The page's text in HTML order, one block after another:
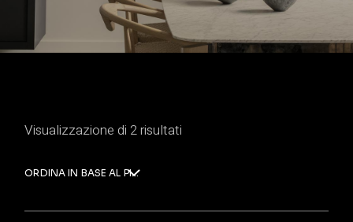
Visualizzazione di 2 risultati
ORDINA IN BASE AL PIÙ RECENTE